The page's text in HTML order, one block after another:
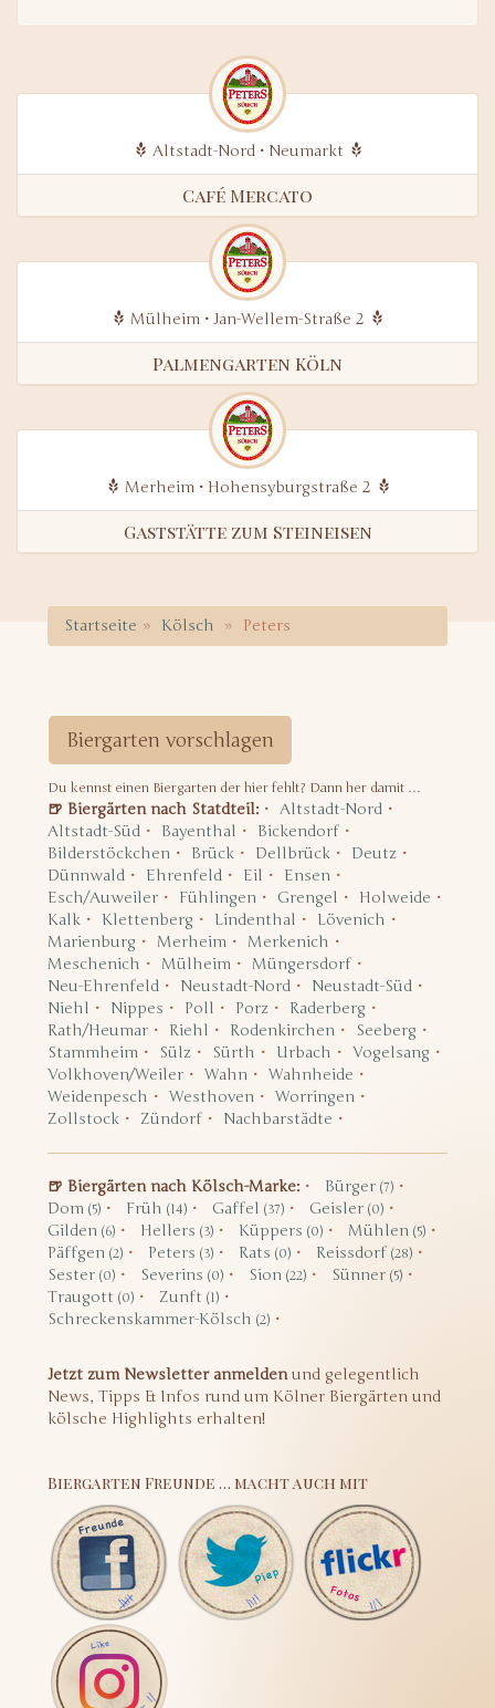
Altstadt-Nord • Neumarkt
Café Mercato
Mülheim • Jan-Wellem-Straße 2
Palmengarten Köln
Merheim • Hohensyburgstraße 2
Gaststätte zum Steineisen
Startseite Kölsch Peters
Biergarten vorschlagen
Du kennst einen Biergarten der hier fehlt? Dann her damit …
🍺 Biergärten nach Statdteil:
Altstadt-Nord
Altstadt-Süd
Bayenthal
Bickendorf
Bilderstöckchen
Brück Dellbrück
Deutz
Dünnwald
Ehrenfeld Eil
Ensen
Esch/Auweiler
Fühlingen Grengel
Holweide
Kalk
Klettenberg Lindenthal
Lövenich
Marienburg
Merheim
Merkenich
Meschenich
Mülheim
Müngersdorf
Neu-Ehrenfeld
Neustadt-Nord
Neustadt-Süd
Niehl
Nippes Poll Porz
Raderberg
Rath/Heumar
Riehl Rodenkirchen
Seeberg
Stammheim
Sülz Sürth Urbach
Vogelsang
Volkhoven/Weiler
Wahn
Wahnheide
Weidenpesch
Westhoven
Worringen
Zollstock
Zündorf Nachbarstädte
🍺 Biergärten nach Kölsch-Marke: Bürger (7)
Dom (5) Früh (14) Gaffel (37) Geisler (0)
Gilden (6) Hellers (3) Küppers (0) Mühlen (5)
Päffgen (2) Peters (3) Rats (0) Reissdorf (28)
Sester (0) Severins (0) Sion (22) Sünner (5)
Traugott (0) Zunft (1)
Schreckenskammer-Kölsch (2)
Jetzt zum Newsletter anmeldenund gelegentlich
News, Tipps & Infos rund um Kölner Biergärten und
kölsche Highlights erhalten!
Biergarten Freunde … macht auch mit